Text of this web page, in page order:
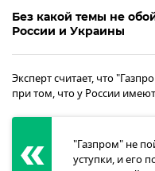
Без какой темы не
России и Украины
Эксперт считает, что
при том, что у России
"Газпром" не
уступки, и его